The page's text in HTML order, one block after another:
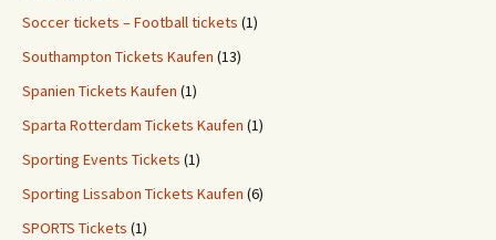
Soccer tickets – Football tickets (1)
Southampton Tickets Kaufen (13)
Spanien Tickets Kaufen (1)
Sparta Rotterdam Tickets Kaufen (1)
Sporting Events Tickets (1)
Sporting Lissabon Tickets Kaufen (6)
SPORTS Tickets (1)